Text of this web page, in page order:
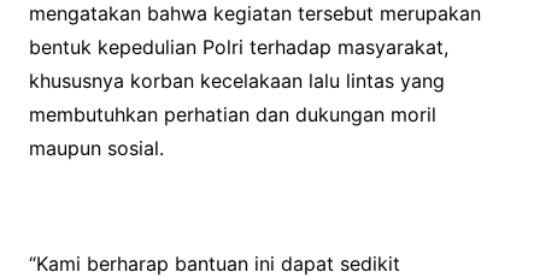
mengatakan bahwa kegiatan tersebut merupakan
bentuk kepedulian Polri terhadap masyarakat,
khususnya korban kecelakaan lalu lintas yang
membutuhkan perhatian dan dukungan moril
maupun sosial.
“Kami berharap bantuan ini dapat sedikit